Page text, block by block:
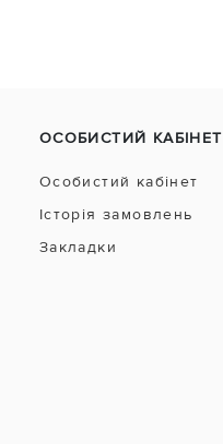
ОСОБИСТИЙ КАБІНЕТ
Особистий кабінет
Історія замовлень
Закладки